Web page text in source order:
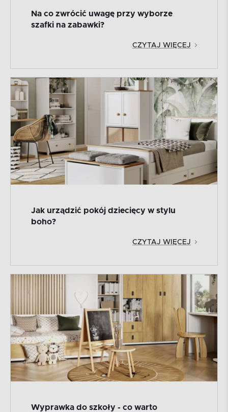
Na co zwrócić uwagę przy wyborze
szafki na zabawki?
CZYTAJ WIĘCEJ
Jak urządzić pokój dziecięcy w stylu
boho?
CZYTAJ WIĘCEJ
Wyprawka do szkoły - co warto